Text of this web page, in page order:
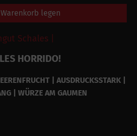
legen
Schales |
HORRIDO!
| AUSDRUCKSSTARK |
| WÜRZE AM GAUMEN